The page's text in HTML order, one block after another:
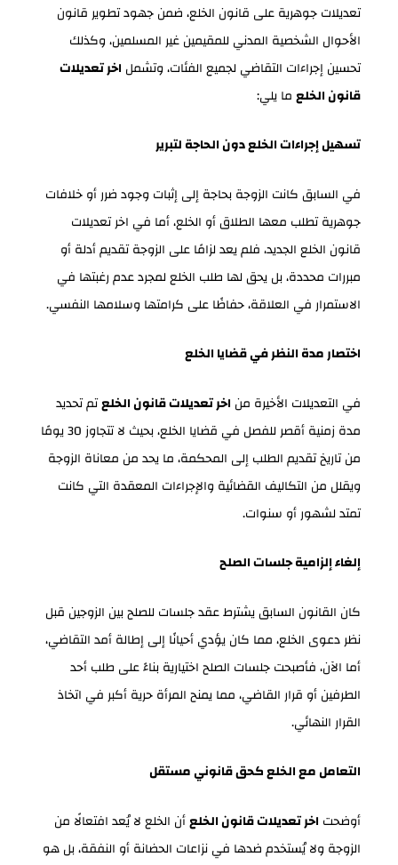
تعديلات جوهرية على قانون الخلع، ضمن جهود تطوير قانون
الأحوال الشخصية المدني للمقيمين غير المسلمين، وكذلك
تحسين إجراءات التقاضي لجميع الفئات، وتشمل اخر تعديلات
قانون الخلعما يلي:
تسهيل إجراءات الخلع دون الحاجة لتبرير
في السابق كانت الزوجة بحاجة إلى إثبات وجود ضرر أو خلافات
جوهرية تطلب معها الطلاق أو الخلع، أما في اخر تعديلات
قانون الخلع الجديد، فلم يعد لزامًا على الزوجة تقديم أدلة أو
مبررات محددة، بل يحق لها طلب الخلع لمجرد عدم رغبتها في
الاستمرار في العلاقة، حفاظًا على كرامتها وسلامها النفسي.
اختصار مدة النظر في قضايا الخلع
في التعديلات الأخيرة من اخر تعديلات قانون الخلعتم تحديد
مدة زمنية أقصر للفصل في قضايا الخلع، بحيث لا تتجاوز 30 يومًا
من تاريخ تقديم الطلب إلى المحكمة، ما يحد من معاناة الزوجة
ويقلل من التكاليف القضائية والإجراءات المعقدة التي كانت
تمتد لشهور أو سنوات.
إلغاء إلزامية جلسات الصلح
كان القانون السابق يشترط عقد جلسات للصلح بين الزوجين قبل
نظر دعوى الخلع، مما كان يؤدي أحيانًا إلى إطالة أمد التقاضي،
أما الآن، فأصبحت جلسات الصلح اختيارية بناءً على طلب أحد
الطرفين أو قرار القاضي، مما يمنح المرأة حرية أكبر في اتخاذ
القرار النهائي.
التعامل مع الخلع كحق قانوني مستقل
أوضحت اخر تعديلات قانون الخلعأن الخلع لا يُعد افتعالًا من
الزوجة ولا يُستخدم ضدها في نزاعات الحضانة أو النفقة، بل هو